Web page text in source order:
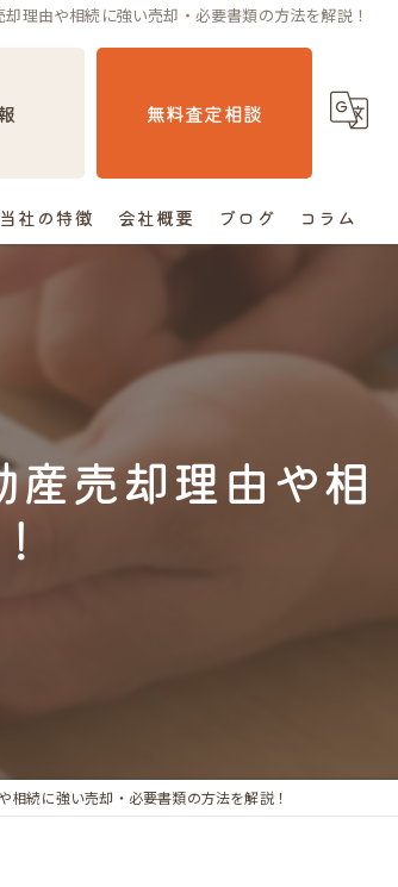
理由や相続に強い売却・必要書類の方法を解説！
無料査定相談
当社の特徴
住み替え
査定
会社概要 ブログ コラム
売却理由や相
続に強い売却・必要書類の方法を解説！